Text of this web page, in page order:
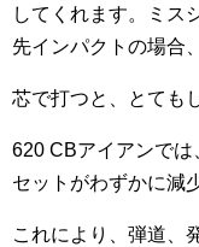
してくれます。ミス
先インパクトの場合
芯で打つと、とても
620 CBアイアンでは
セットがわずかに減
これにより、弾道、